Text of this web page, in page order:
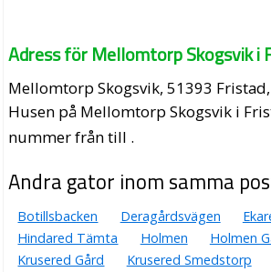
Adress för Mellomtorp Skogsvik i
Mellomtorp Skogsvik, 51393
Husen på Mellomtorp Skogsvik i
nummer från till .
Andra gator inom samma
Botillsbacken Deragårdsvägen
Hindared Tämta
Holmen Holmen
Krusered Gård
Krusered Smedstorp